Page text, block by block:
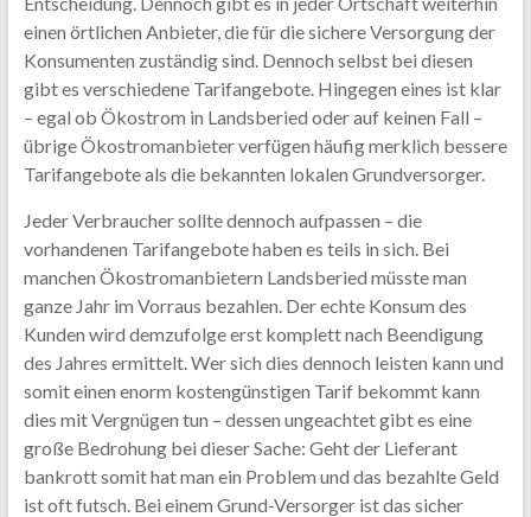
einen örtlichen Anbieter, die für die sichere Versorgung der
Konsumenten zuständig sind. Dennoch selbst bei diesen
gibt es verschiedene Tarifangebote. Hingegen eines ist klar
– egal ob Ökostrom in Landsberied oder auf keinen Fall –
übrige Ökostromanbieter verfügen häufig merklich bessere
Tarifangebote als die bekannten lokalen Grundversorger.
Jeder Verbraucher sollte dennoch aufpassen – die
vorhandenen Tarifangebote haben es teils in sich. Bei
manchen Ökostromanbietern Landsberied müsste man
ganze Jahr im Vorraus bezahlen. Der echte Konsum des
Kunden wird demzufolge erst komplett nach Beendigung
des Jahres ermittelt. Wer sich dies dennoch leisten kann und
somit einen enorm kostengünstigen Tarif bekommt kann
dies mit Vergnügen tun – dessen ungeachtet gibt es eine
große Bedrohung bei dieser Sache: Geht der Lieferant
bankrott somit hat man ein Problem und das bezahlte Geld
ist oft futsch. Bei einem Grund-Versorger ist das sicher